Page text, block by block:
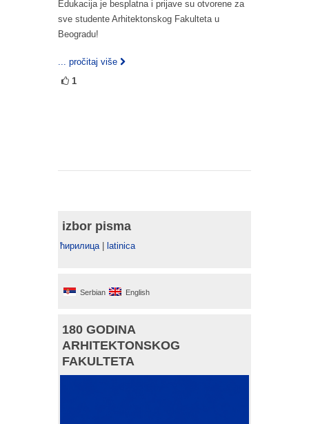
Edukacija je besplatna i prijave su otvorene za
sve studente Arhitektonskog Fakulteta u
Beogradu!
... pročitaj više
1
izbor pisma
ћирилица| latinica
Serbian English
180 GODINA
ARHITEKTONSKOG
FAKULTETA